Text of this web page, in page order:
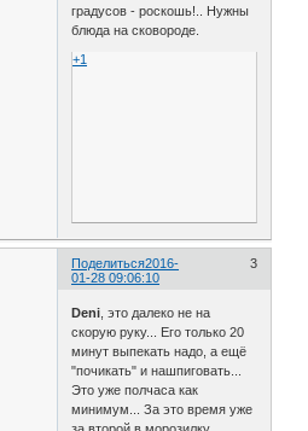
градусов - роскошь!.. Нужны
блюда на сковороде.
+1
Поделиться 3
2016-
01-28 09:06:10
Deni , это далеко не на
скорую руку... Его только 20
минут выпекать надо, а ещё
"почикать" и нашпиговать...
Это уже полчаса как
минимум... За это время уже